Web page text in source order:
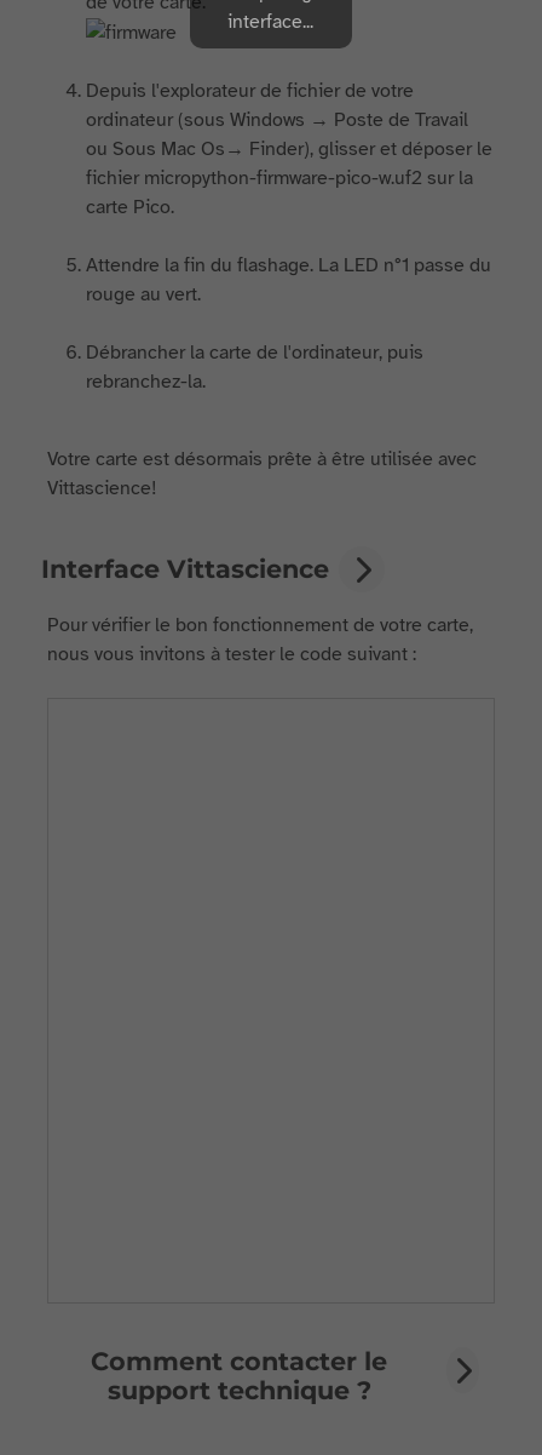
Depuis l'explorateur de fichier de votre
ordinateur (sous Windows → Poste de Travail
ou Sous Mac Os→ Finder), glisser et déposer le
fichier micropython-firmware-pico-w.uf2 sur la
carte Pico.
Attendre la fin du flashage. La LED n°1 passe du
rouge au vert.
Débrancher la carte de l'ordinateur, puis
rebranchez-la.
Votre carte est désormais prête à être utilisée avec
Vittascience!
Interface Vittascience
Pour vérifier le bon fonctionnement de votre carte,
nous vous invitons à tester le code suivant :
Comment contacter le
support technique ?
interface...